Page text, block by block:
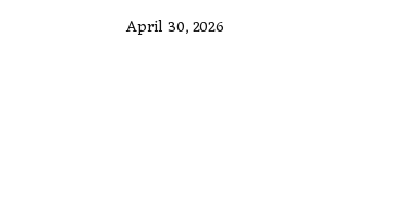
April 30, 2026